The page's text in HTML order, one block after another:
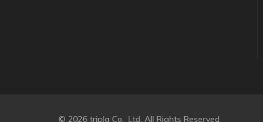
© 2026 tripla Co., Ltd. All Rights Reserved